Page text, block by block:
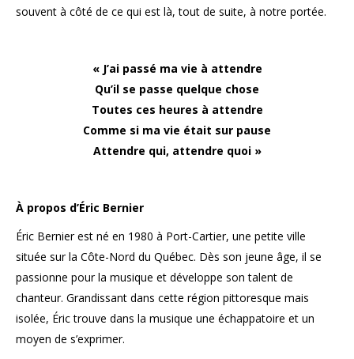
souvent à côté de ce qui est là, tout de suite, à notre portée.
« J’ai passé ma vie à attendre
Qu’il se passe quelque chose
Toutes ces heures à attendre
Comme si ma vie était sur pause
Attendre qui, attendre quoi »
À propos d’Éric Bernier
Éric Bernier est né en 1980 à Port-Cartier, une petite ville
située sur la Côte-Nord du Québec. Dès son jeune âge, il se
passionne pour la musique et développe son talent de
chanteur. Grandissant dans cette région pittoresque mais
isolée, Éric trouve dans la musique une échappatoire et un
moyen de s’exprimer.